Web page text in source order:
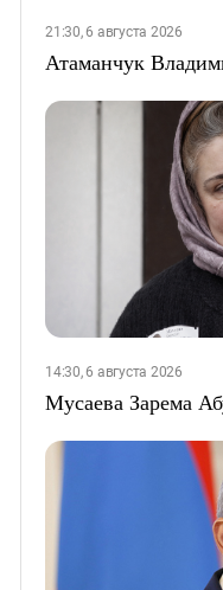
21:30, 6 августа 2026
Атаманчук
14:30, 6 августа 2026
Мусаева Зарема